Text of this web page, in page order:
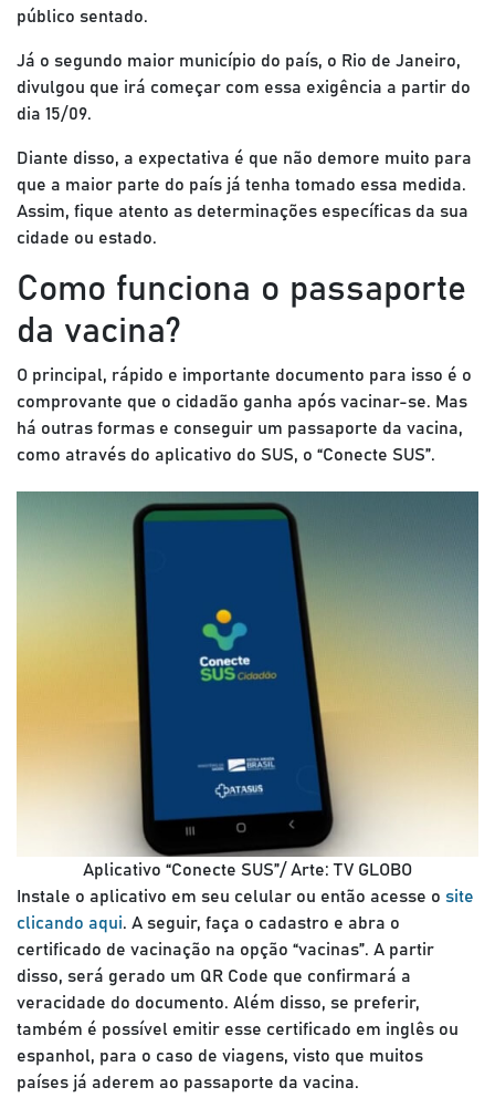
público sentado.
Já o segundo maior município do país, o Rio de Janeiro,
divulgou que irá começar com essa exigência a partir do
dia 15/09.
Diante disso, a expectativa é que não demore muito para
que a maior parte do país já tenha tomado essa medida.
Assim, fique atento as determinações específicas da sua
cidade ou estado.
Como funciona o passaporte
da vacina?
O principal, rápido e importante documento para isso é o
comprovante que o cidadão ganha após vacinar-se. Mas
há outras formas e conseguir um passaporte da vacina,
como através do aplicativo do SUS, o “Conecte SUS”.
Aplicativo “Conecte SUS”/ Arte: TV GLOBO
Instale o aplicativo em seu celular ou então acesse o site
clicando aqui. A seguir, faça o cadastro e abra o
certificado de vacinação na opção “vacinas”. A partir
disso, será gerado um QR Code que confirmará a
veracidade do documento. Além disso, se preferir,
também é possível emitir esse certificado em inglês ou
espanhol, para o caso de viagens, visto que muitos
países já aderem ao passaporte da vacina.